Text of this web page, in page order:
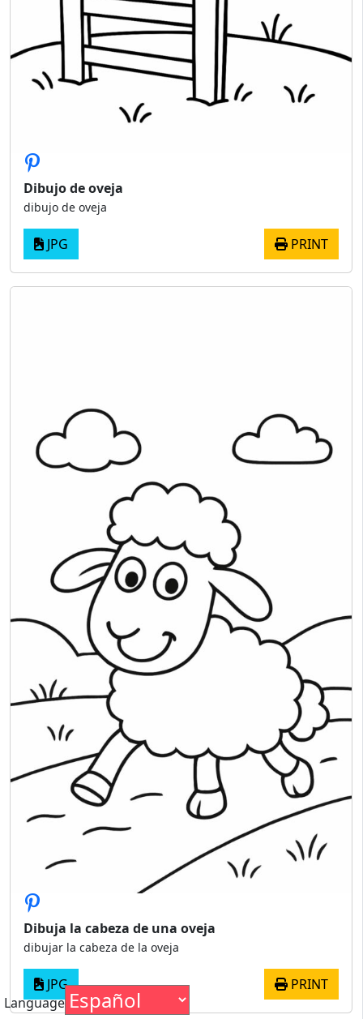
Dibujo de oveja
dibujo de oveja
JPG PRINT
Dibuja la cabeza de una oveja
dibujar la cabeza de la oveja
JPG
PRINT
Language